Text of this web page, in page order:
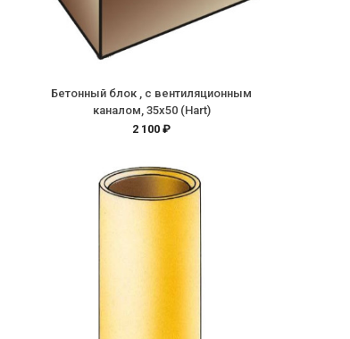
Бетонный блок , с вентиляционным
каналом, 35х50 (Hart)
2 100 ₽